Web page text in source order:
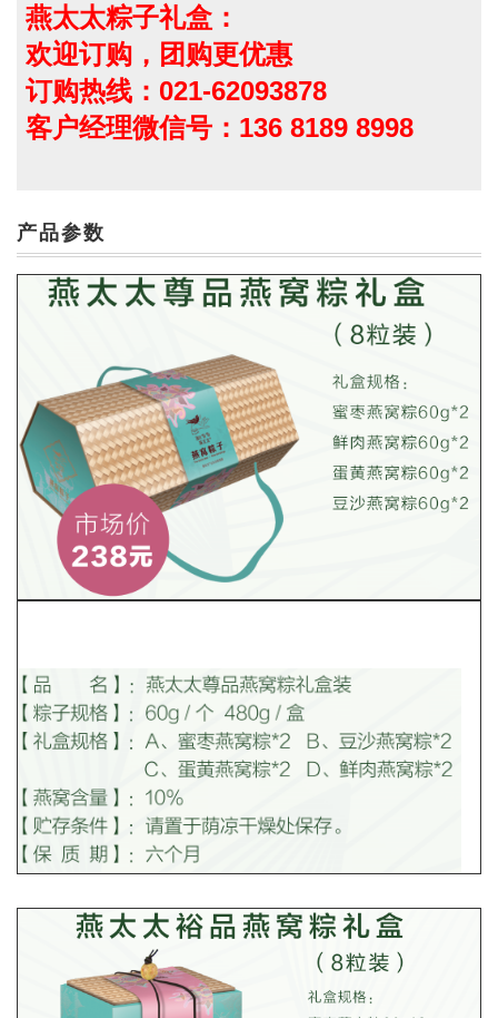
燕太太粽子礼盒：
欢迎订购，团购更优惠
订购热线：021-62093878
客户经理微信号：136 8189 8998
产品参数